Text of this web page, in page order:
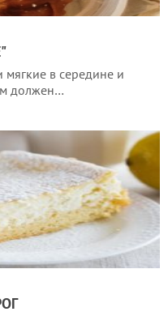
мягкие в середине и
должен…